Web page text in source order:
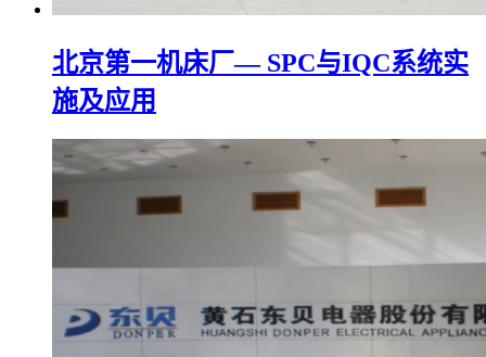
北京第一机床厂— SPC与IQC系统实
施及应用